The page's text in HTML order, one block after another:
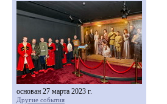
основан 27 марта 2023 г.
Другие события